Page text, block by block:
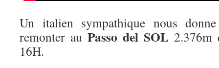
Un italien sympathique nous
remonter au Passo del SOL 2.376m
16H.